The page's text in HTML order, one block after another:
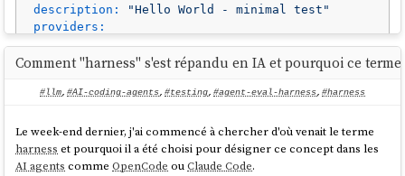
description:
"Hello World - minimal test"
providers:
- id: opencode:sdk
label: "without-agent-minimax-m2.5"
provider_id:
opencode-go
apiKey:
" {{env.OPENCODE_API_KEY}}"
working_dir: ./workdir1/
Comment "harness" s'est répandu en IA et pourquoi ce
#llm, #AI-coding-agents, #testing, #agent-eval-harness, #harness
Le week-end dernier, j'ai commencé à chercher d'où venait le terme
harness et pourquoi il a été choisi pour désigner ce concept dans les
AI agents commeOpenCode ouClaude Code.